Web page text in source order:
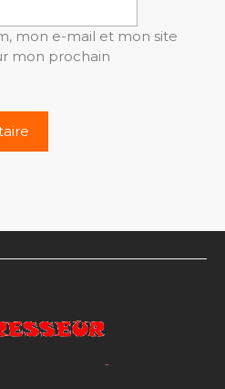
mon e-mail et mon site
mon prochain